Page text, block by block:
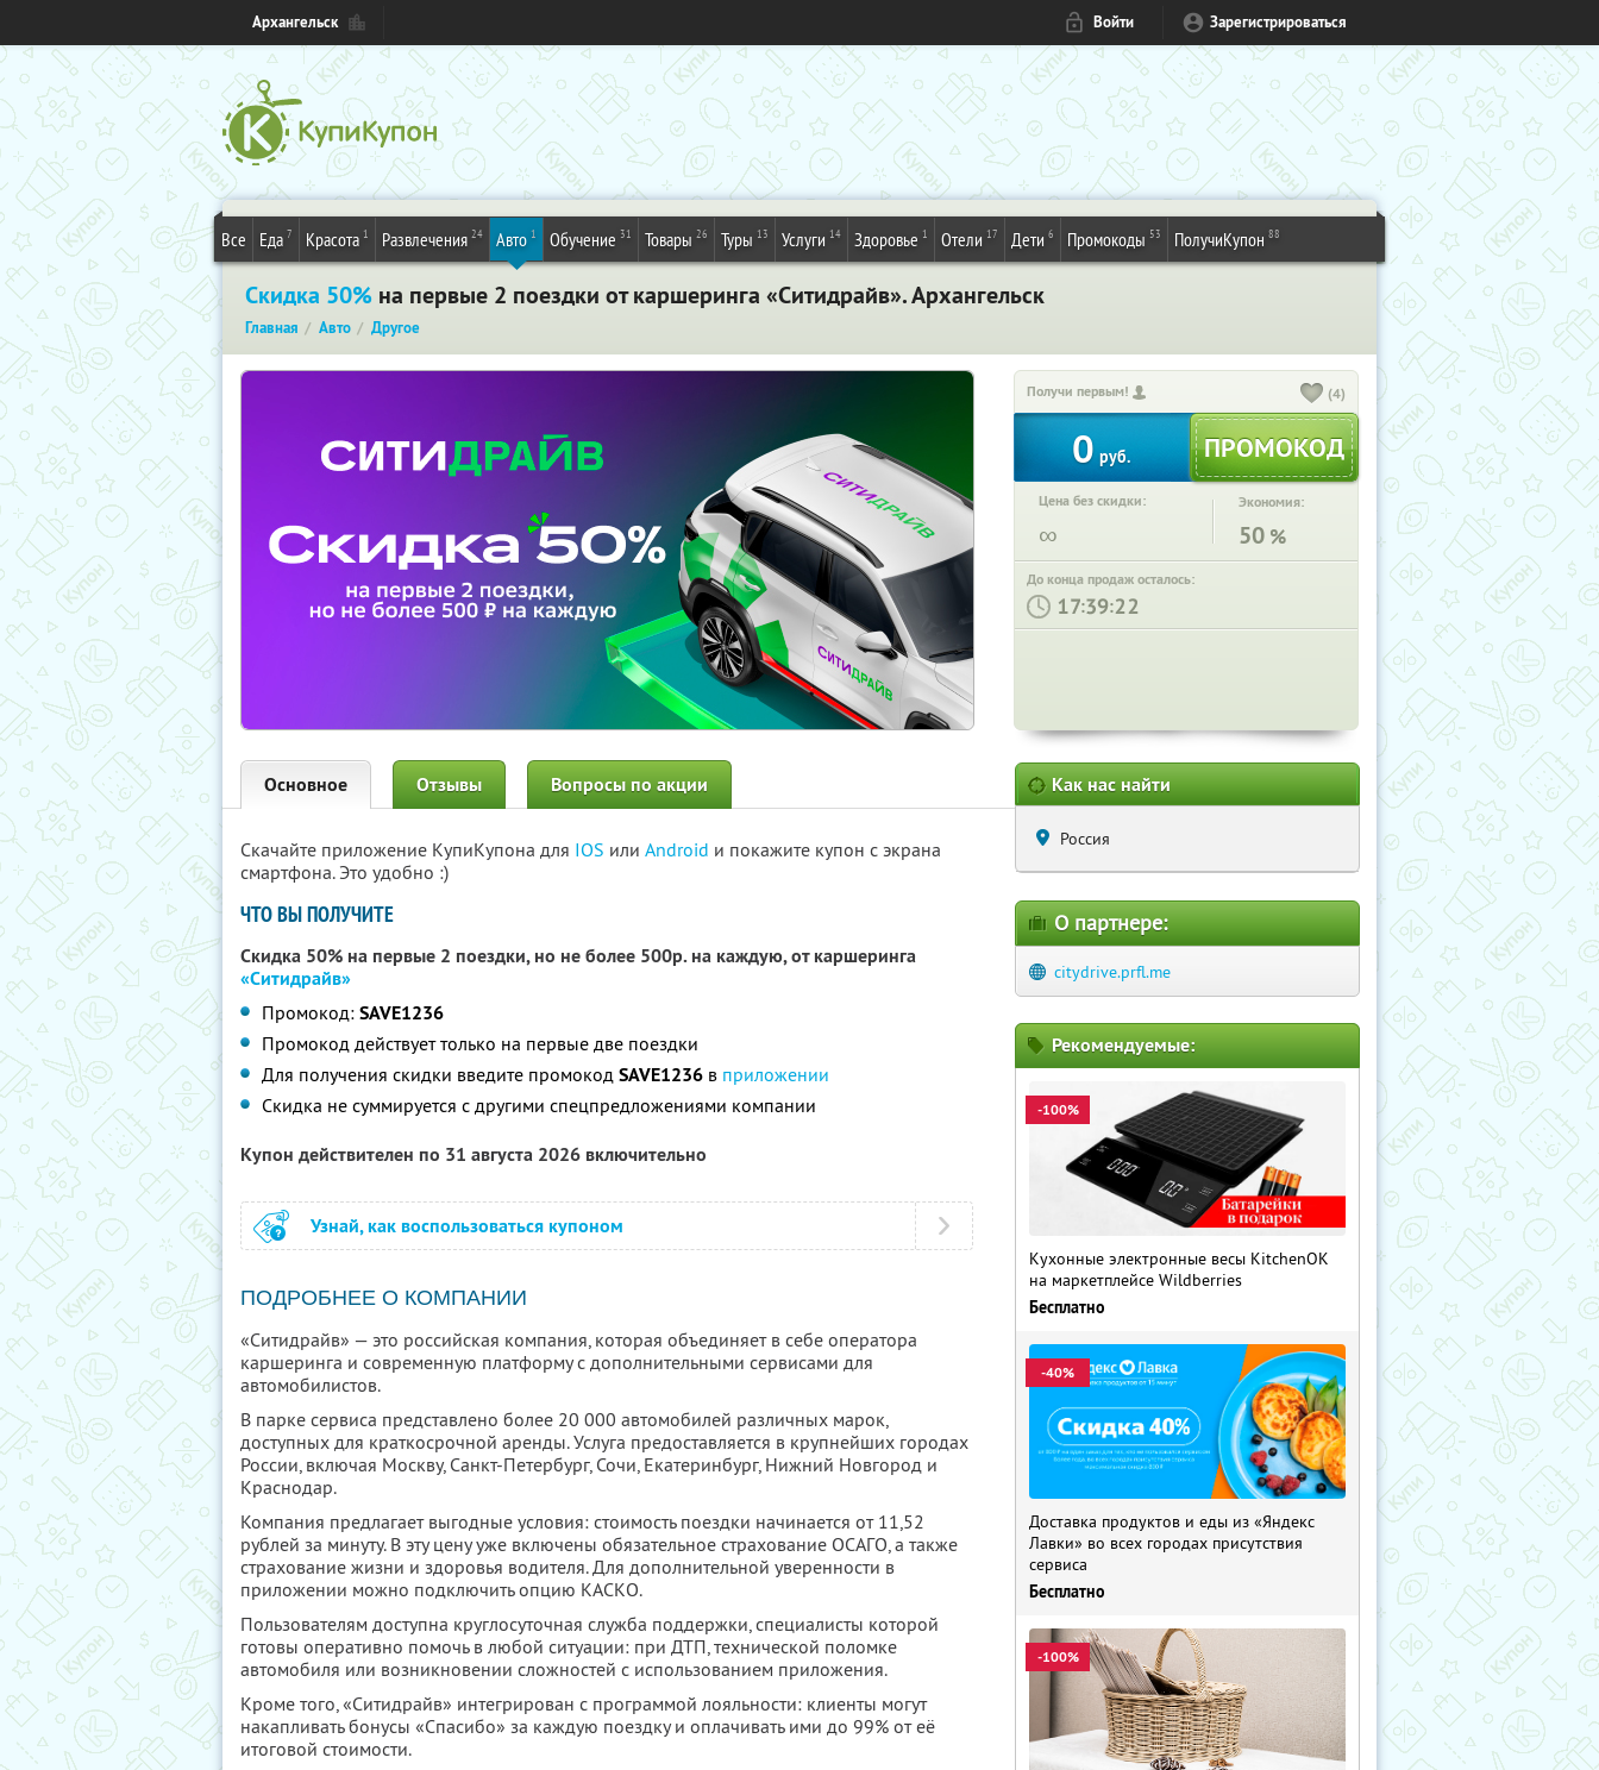
Архангельск Войти Зарегистрироваться
Все Еда 7 Красота 1 Развлечения 24 Авто 1 Обучение 31 Товары 26 Туры 13 Услуги 14 Здоровье 1 Отели 17 Дети 6 Промокоды 53 ПолучиКупон 88
Скидка 50% на первые 2 поездки от каршеринга «Ситидрайв». Архангельск
Главная Авто Другое
Получи первым! (4)
0 руб.
Цена без скидки:
∞
Экономия:
50 %
До конца продаж осталось:
: :
Основное Отзывы Вопросы по акции
Скачайте приложение КупиКупона для IOS или Android и покажите купон с экрана
смартфона. Это удобно :)
ЧТО ВЫ ПОЛУЧИТЕ
Скидка 50% на первые 2 поездки, но не более 500р. на каждую, от каршеринга
«Ситидрайв»
Промокод: SAVE1236
Промокод действует только на первые две поездки
Для получения скидки введите промокод SAVE1236 в приложении
Скидка не суммируется с другими спецпредложениями компании
Купон действителен по 31 августа 2026 включительно
Узнай, как воспользоваться купоном
ПОДРОБНЕЕ О КОМПАНИИ
«Ситидрайв» — это российская компания, которая объединяет в себе оператора
каршеринга и современную платформу с дополнительными сервисами для
автомобилистов.
В парке сервиса представлено более 20 000 автомобилей различных марок,
доступных для краткосрочной аренды. Услуга предоставляется в крупнейших городах
России, включая Москву, Санкт-Петербург, Сочи, Екатеринбург, Нижний Новгород и
Краснодар.
Компания предлагает выгодные условия: стоимость поездки начинается от 11,52
рублей за минуту. В эту цену уже включены обязательное страхование ОСАГО, а также
страхование жизни и здоровья водителя. Для дополнительной уверенности в
приложении можно подключить опцию КАСКО.
Пользователям доступна круглосуточная служба поддержки, специалисты которой
готовы оперативно помочь в любой ситуации: при ДТП, технической поломке
автомобиля или возникновении сложностей с использованием приложения.
Кроме того, «Ситидрайв» интегрирован с программой лояльности: клиенты могут
накапливать бонусы «Спасибо» за каждую поездку и оплачивать ими до 99% от её
итоговой стоимости.
Как нас найти
Россия
О партнере:
citydrive.prfl.me
Рекомендуемые:
-100%
Кухонные электронные весы KitchenOK
на маркетплейсе Wildberries
Бесплатно
-40%
Доставка продуктов и еды из «Яндекс
Лавки» во всех городах присутствия
сервиса
Бесплатно
-100%